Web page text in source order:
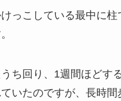
っこしている最中に柱
ち回り、1週間ほどす
いたのですが、長時間